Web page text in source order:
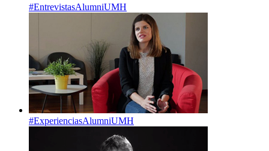
#EntrevistasAlumniUMH
#ExperienciasAlumniUMH